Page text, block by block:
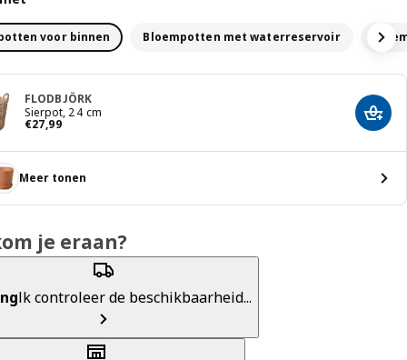
voor binnen​ Bloempotten met waterreservoir
FLODBJÖRK
Sierpot, 24 cm
€27,99
€ 27,99
Meer tonen
je eraan?
Ik controleer de beschikbaarheid...